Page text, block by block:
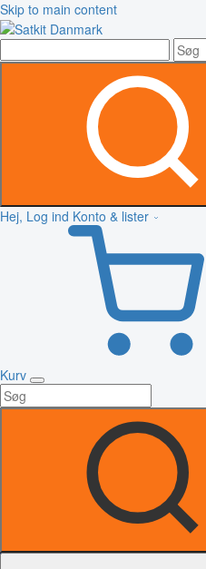
Skip to main content
Hej, Log ind Konto & lister
Kurv